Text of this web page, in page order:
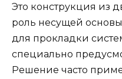
Это конструкция из
роль несущей
для прокладки
специально
Решение часто